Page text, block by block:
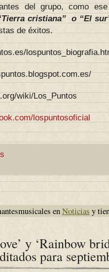
del grupo, como
cristiana” o “El
de éxitos.
wiki/Los_Puntos
lospuntosoficial
enNoticias y
y ‘Rainbow
para